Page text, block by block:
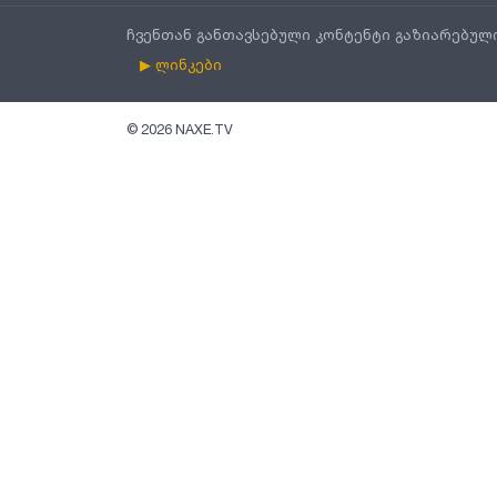
ჩვენთან განთავსებული კონტენტი
▶ ლინკები
© 2026 NAXE.TV